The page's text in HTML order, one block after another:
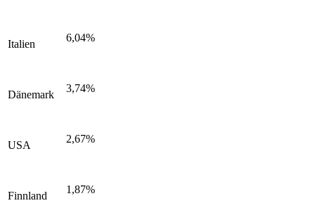
Italien
6,04%
Dänemark
3,74%
USA
2,67%
Finnland
1,87%